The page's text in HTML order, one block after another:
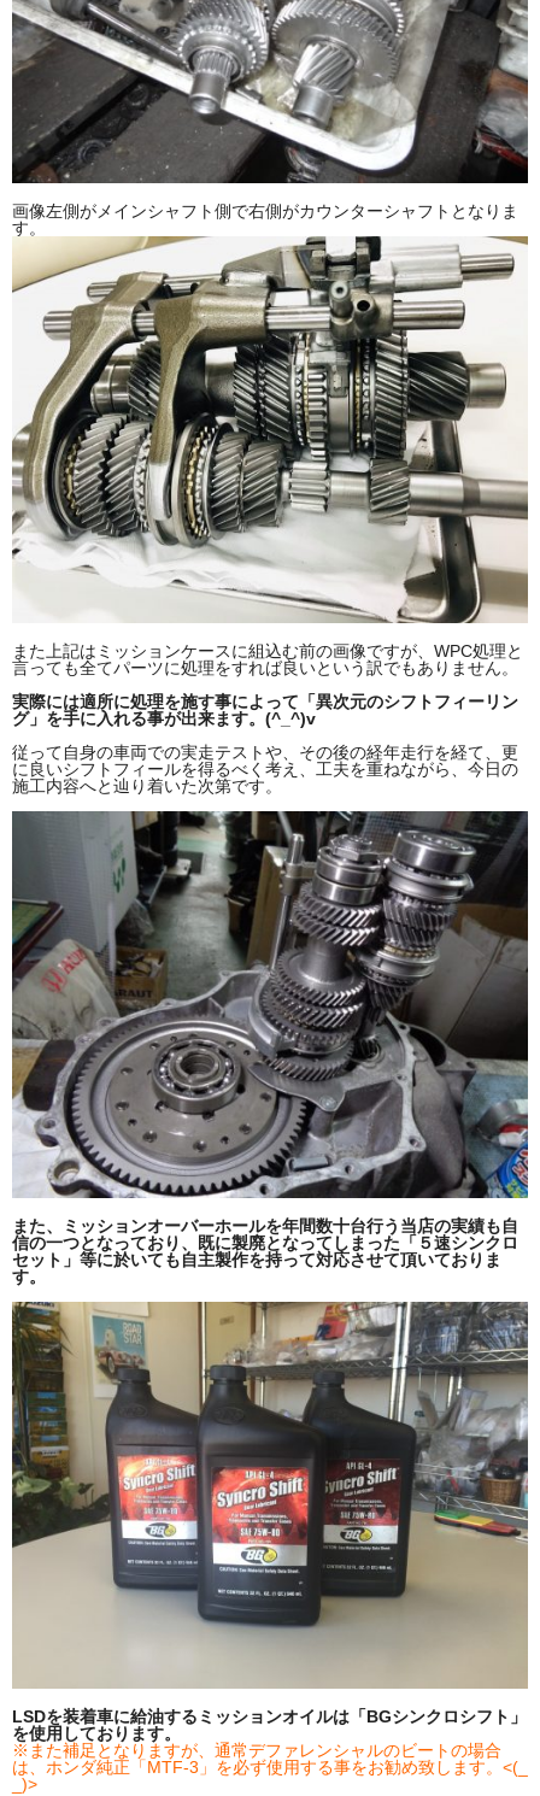
画像左側がメインシャフト側で右側がカウンターシャフトとなりま
す。
また上記はミッションケースに組込む前の画像ですが、WPC処理と
言っても全てパーツに処理をすれば良いという訳でもありません。
実際には適所に処理を施す事によって「異次元のシフトフィーリン
グ」を手に入れる事が出来ます。(^_^)v
従って自身の車両での実走テストや、その後の経年走行を経て、更
に良いシフトフィールを得るべく考え、工夫を重ねながら、今日の
施工内容へと辿り着いた次第です。
また、ミッションオーバーホールを年間数十台行う当店の実績も自
信の一つとなっており、既に製廃となってしまった「５速シンクロ
セット」等に於いても自主製作を持って対応させて頂いておりま
す。
LSDを装着車に給油するミッションオイルは「BGシンクロシフト」
を使用しております。
※また補足となりますが、通常デファレンシャルのビートの場合
は、ホンダ純正「MTF-3」を必ず使用する事をお勧め致します。<(_
_)>